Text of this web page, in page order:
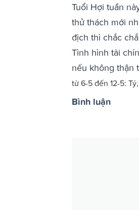
Tuổi Hợi tuần
thử thách mới
địch thì chắc
Tình hình tài
nếu không thận
từ 6-5 đến 12-5:
Bình luận